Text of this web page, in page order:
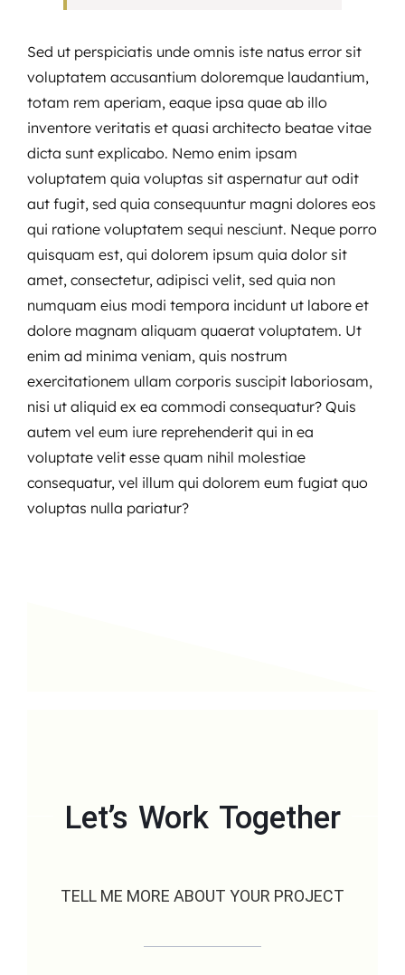
Sed ut perspiciatis unde omnis iste natus error sit
voluptatem accusantium doloremque laudantium,
totam rem aperiam, eaque ipsa quae ab illo
inventore veritatis et quasi architecto beatae vitae
dicta sunt explicabo. Nemo enim ipsam
voluptatem quia voluptas sit aspernatur aut odit
aut fugit, sed quia consequuntur magni dolores eos
qui ratione voluptatem sequi nesciunt. Neque porro
quisquam est, qui dolorem ipsum quia dolor sit
amet, consectetur, adipisci velit, sed quia non
numquam eius modi tempora incidunt ut labore et
dolore magnam aliquam quaerat voluptatem. Ut
enim ad minima veniam, quis nostrum
exercitationem ullam corporis suscipit laboriosam,
nisi ut aliquid ex ea commodi consequatur? Quis
autem vel eum iure reprehenderit qui in ea
voluptate velit esse quam nihil molestiae
consequatur, vel illum qui dolorem eum fugiat quo
voluptas nulla pariatur?
Let’s Work Together
TELL ME MORE ABOUT YOUR PROJECT